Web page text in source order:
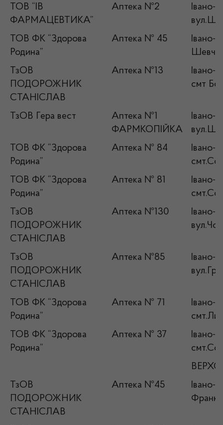
ТОВ “ІВ
ФАРМАЦЕВТИКА”
Аптека №2
Івано-
ТОВ ФК “Здорова
Родина”
Аптека № 45
Івано-
ТзОВ
ПОДОРОЖНИК
СТАНІСЛАВ
Аптека №13
Івано-
смт
ТзОВ Гера вест
Аптека №1
ФАРМКОПІЙКА
Івано-
ТОВ ФК “Здорова
Родина”
Аптека № 84
Івано-
ТОВ ФК “Здорова
Родина”
Аптека № 81
Івано-
ТзОВ
ПОДОРОЖНИК
СТАНІСЛАВ
Аптека №130
Івано-
ТзОВ
ПОДОРОЖНИК
СТАНІСЛАВ
Аптека №85
Івано-
ТОВ ФК “Здорова
Родина”
Аптека № 71
Івано-
ТОВ ФК “Здорова
Родина”
Аптека № 37
Івано-
ТзОВ
ПОДОРОЖНИК
СТАНІСЛАВ
Аптека №45
Івано-